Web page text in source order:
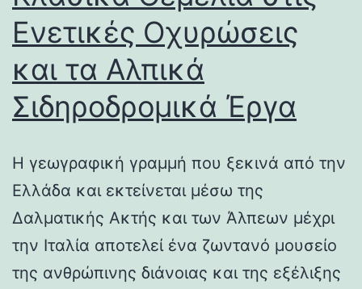
Ενετικές Οχυρώσεις
και τα Αλπικά
Σιδηροδρομικά Έργα
Η γεωγραφική γραμμή που ξεκινά από την
Ελλάδα και εκτείνεται μέσω της
Δαλματικής Ακτής και των Άλπεων μέχρι
την Ιταλία αποτελεί ένα ζωντανό μουσείο
της ανθρώπινης διάνοιας και της εξέλιξης